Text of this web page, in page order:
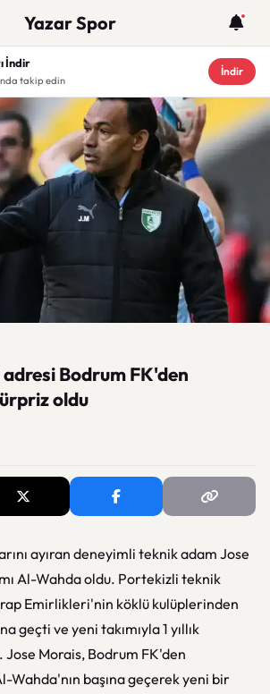
Yazar Spor
İndir
takip edin
İndir
Bodrum FK'den
oldu
ayıran deneyimli teknik adam Jose
Al-Wahda oldu. Portekizli teknik
Emirlikleri'nin köklü kulüplerinden
geçti ve yeni takımıyla 1 yıllık
Jose Morais, Bodrum FK'den
Wahda'nın başına geçerek yeni bir